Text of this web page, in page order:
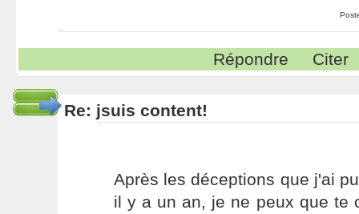
Répondre Citer
Re: jsuis content!
Après les déceptions que j'ai
il y a un an, je ne peux que te